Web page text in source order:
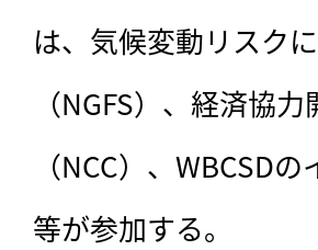
は、気候変動リスク
（NGFS）、経済協
（NCC）、WBCSD
等が参加する。